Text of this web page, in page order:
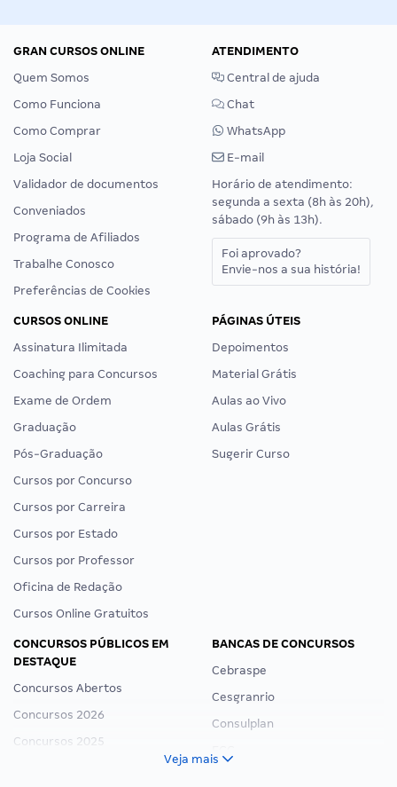
GRAN CURSOS ONLINE
Quem Somos
Como Funciona
Como Comprar
Loja Social
Validador de documentos
Conveniados
Programa de Afiliados
Trabalhe Conosco
Preferências de Cookies
ATENDIMENTO
Central de ajuda
Chat
WhatsApp
E-mail
Horário de atendimento:
segunda a sexta (8h às 20h),
sábado (9h às 13h).
Foi aprovado?
Envie-nos a sua história!
CURSOS ONLINE
Assinatura Ilimitada
Coaching para Concursos
Exame de Ordem
Graduação
Pós-Graduação
Cursos por Concurso
Cursos por Carreira
Cursos por Estado
Cursos por Professor
Oficina de Redação
Cursos Online Gratuitos
PÁGINAS ÚTEIS
Depoimentos
Material Grátis
Aulas ao Vivo
Aulas Grátis
Sugerir Curso
CONCURSOS PÚBLICOS EM
DESTAQUE
Concursos Abertos
Concursos 2026
Concursos 2025
BANCAS DE CONCURSOS
Cebraspe
Cesgranrio
Consulplan
Veja mais